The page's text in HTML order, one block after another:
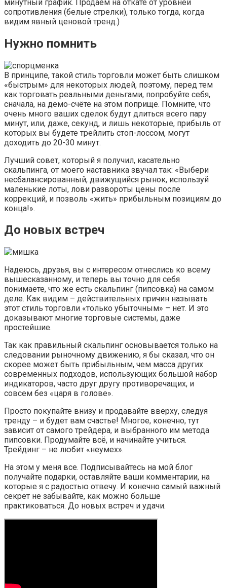
минутный график. Продаём на откате от уровней
сопротивления (белые стрелки), только тогда, когда
видим явный ценовой тренд.)
Нужно помнить
В принципе, такой стиль торговли может быть слишком
«быстрым» для некоторых людей, поэтому, перед тем
как торговать реальными деньгами, попробуйте себя,
сначала, на демо-счёте на этом поприще. Помните, что
очень много ваших сделок будут длиться всего пару
минут, или, даже, секунд, и лишь некоторые, прибыль от
которых вы будете трейлить стоп-лоссом, могут
доходить до 20-30 минут.
Лучший совет, который я получил, касательно
скальпинга, от моего наставника звучал так: «Выбери
несбалансированный, движущийся рынок, используй
маленькие лоты, лови развороты цены после
коррекций, и позволь «жить» прибыльным позициям до
конца!».
До новых встреч
Надеюсь, друзья, вы с интересом отнеслись ко всему
вышесказанному, и теперь вы точно для себя
понимаете, что же есть скальпинг (пипсовка) на самом
деле. Как видим – действительных причин называть
этот стиль торговли «только убыточным» – нет. И это
доказывают многие торговые системы, даже
простейшие.
Так как правильный скальпинг основывается только на
следовании рыночному движению, я бы сказал, что он
скорее может быть прибыльным, чем масса других
современных подходов, использующих большой набор
индикаторов, часто друг другу противоречащих, и
совсем без «царя в голове».
Просто покупайте внизу и продавайте вверху, следуя
тренду – и будет вам счастье! Многое, конечно, тут
зависит от самого трейдера, и выбранного им метода
пипсовки. Продумайте всё, и начинайте учиться.
Трейдинг – не любит «неумех».
На этом у меня все. Подписывайтесь на мой блог
получайте подарки, оставляйте ваши комментарии, на
которые я с радостью отвечу. И конечно самый важный
секрет не забывайте, как можно больше
практиковаться. До новых встреч и удачи.